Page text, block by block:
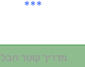
***
מדריך קוטר חבל